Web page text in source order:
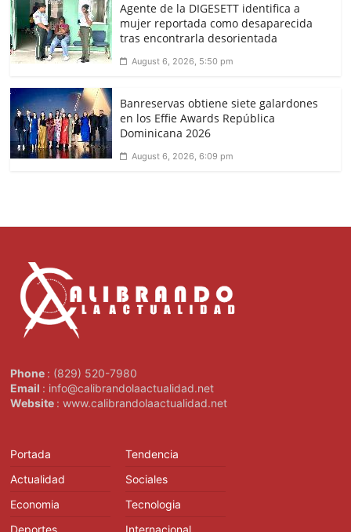
Agente de la DIGESETT identifica a
mujer reportada como desaparecida
tras encontrarla desorientada
August 6, 2026, 5:50 pm
Banreservas obtiene siete galardones
en los Effie Awards República
Dominicana 2026
August 6, 2026, 6:09 pm
Phone : (829) 520-7980
Email : info@calibrandolaactualidad.net
Website : www.calibrandolaactualidad.net
Portada
Actualidad
Economia
Deportes
Tendencia
Sociales
Tecnologia
Internacional